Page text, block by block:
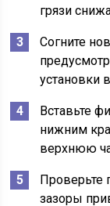
грязи
Согните
установки
Вставьте
нижним
верхнюю
Проверьте
зазоры